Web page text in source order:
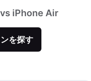
iPhone Air
を探す